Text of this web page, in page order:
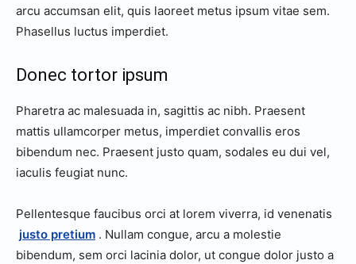
arcu accumsan elit, quis laoreet metus ipsum vitae sem.
Phasellus luctus imperdiet.
Donec tortor ipsum
Pharetra ac malesuada in, sagittis ac nibh. Praesent
mattis ullamcorper metus, imperdiet convallis eros
bibendum nec. Praesent justo quam, sodales eu dui vel,
iaculis feugiat nunc.
Pellentesque faucibus orci at lorem viverra, id venenatis
justo pretium . Nullam congue, arcu a molestie
bibendum, sem orci lacinia dolor, ut congue dolor justo a